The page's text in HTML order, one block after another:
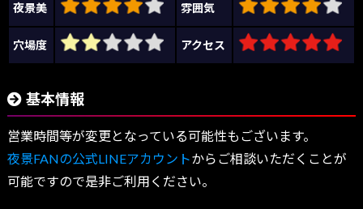
夜景美 雰囲気
穴場度 アクセス
基本情報
営業時間等が変更となっている可能性もございます。
夜景FANの公式LINEアカウントからご相談いただくことが
可能ですので是非ご利用ください。